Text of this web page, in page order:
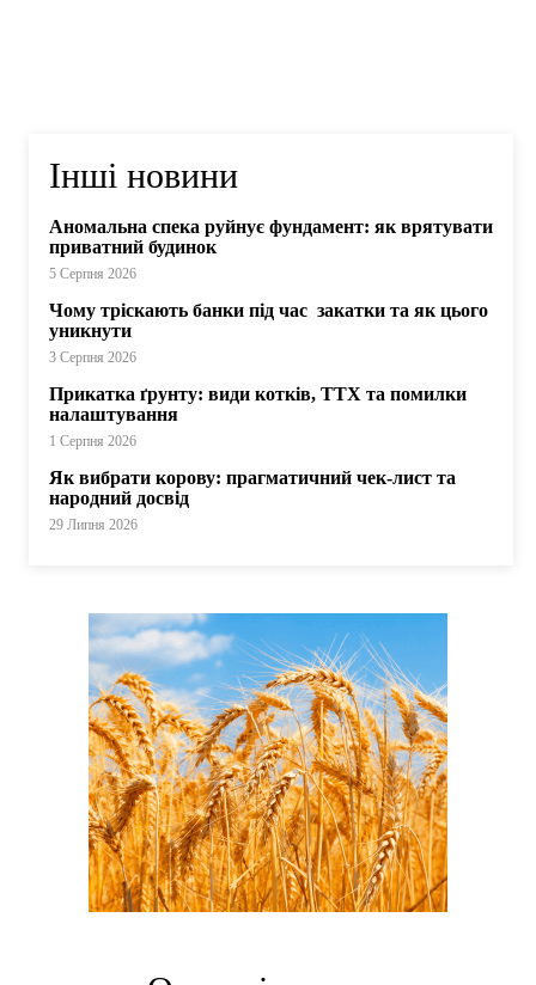
Інші новини
Аномальна спека руйнує фундамент: як врятувати
приватний будинок
5 Серпня 2026
Чому тріскають банки під час закатки та як цього
уникнути
3 Серпня 2026
Прикатка ґрунту: види котків, ТТХ та помилки
налаштування
1 Серпня 2026
Як вибрати корову: прагматичний чек-лист та
народний досвід
29 Липня 2026